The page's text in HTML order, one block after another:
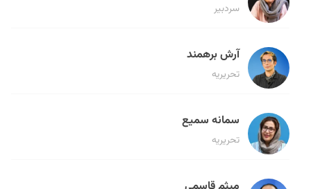
سردبیر
آرش برهمند
تحریریه
سمانه سمیع
تحریریه